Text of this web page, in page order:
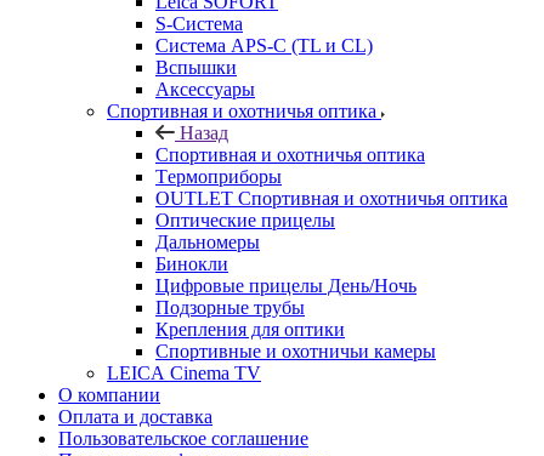
S-Система
Система APS-C (TL и CL)
Вспышки
Аксессуары
Спортивная и охотничья оптика
Назад
Спортивная и охотничья оптика
Tермоприборы
OUTLET Спортивная и охотничья оптика
Оптические прицелы
Дальномеры
Бинокли
Цифровые прицелы День/Ночь
Подзорные трубы
Крепления для оптики
Спортивные и охотничьи камеры
LEICA Cinema TV
О компании
Оплата и доставка
Пользовательское соглашение